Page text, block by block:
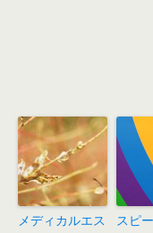
メディカルエス
スピ